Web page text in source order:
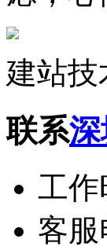
建站技
联系
工作
客服